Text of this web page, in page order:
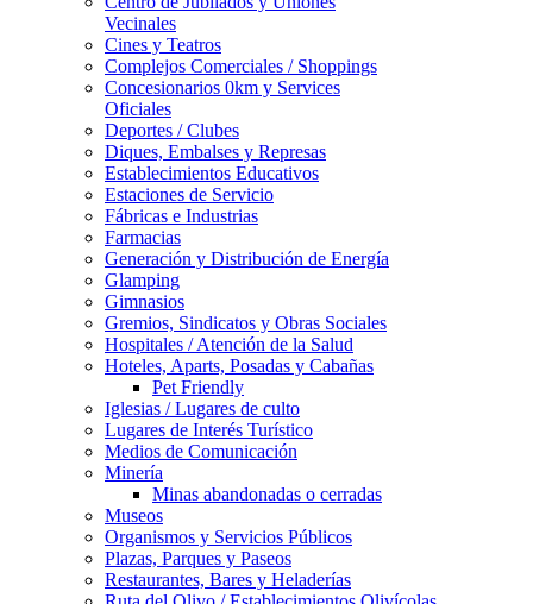
Vecinales
Cines y Teatros
Complejos Comerciales / Shoppings
Concesionarios 0km y Services
Oficiales
Deportes / Clubes
Diques, Embalses y Represas
Establecimientos Educativos
Estaciones de Servicio
Fábricas e Industrias
Farmacias
Generación y Distribución de Energía
Glamping
Gimnasios
Gremios, Sindicatos y Obras Sociales
Hospitales / Atención de la Salud
Hoteles, Aparts, Posadas y Cabañas
Pet Friendly
Iglesias / Lugares de culto
Lugares de Interés Turístico
Medios de Comunicación
Minería
Minas abandonadas o cerradas
Museos
Organismos y Servicios Públicos
Plazas, Parques y Paseos
Restaurantes, Bares y Heladerías